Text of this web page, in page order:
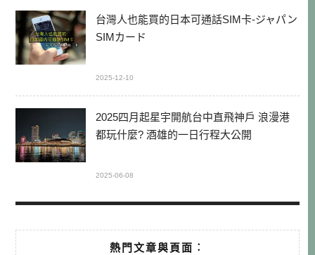
台灣人也能買的日本可通話SIM卡-ジャパン
SIMカード
2025-12-10
2025四月起星宇開航台中直飛神戶 浪漫港
都玩什麼? 酒雄的一日行程大公開
2025-06-08
熱門文章與頁面︰